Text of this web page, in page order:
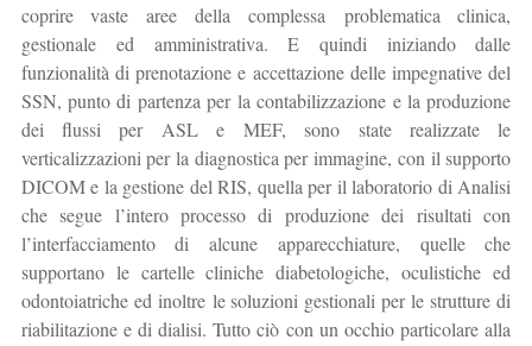
coprire vaste aree della complessa problematica clinica,
gestionale ed amministrativa. E quindi iniziando dalle
funzionalità di prenotazione e accettazione delle impegnative del
SSN, punto di partenza per la contabilizzazione e la produzione
dei flussi per ASL e MEF, sono state realizzate le
verticalizzazioni per la diagnostica per immagine, con il supporto
DICOM e la gestione del RIS, quella per il laboratorio di Analisi
che segue l’intero processo di produzione dei risultati con
l’interfacciamento di alcune apparecchiature, quelle che
supportano le cartelle cliniche diabetologiche, oculistiche ed
odontoiatriche ed inoltre le soluzioni gestionali per le strutture di
riabilitazione e di dialisi. Tutto ciò con un occhio particolare alla